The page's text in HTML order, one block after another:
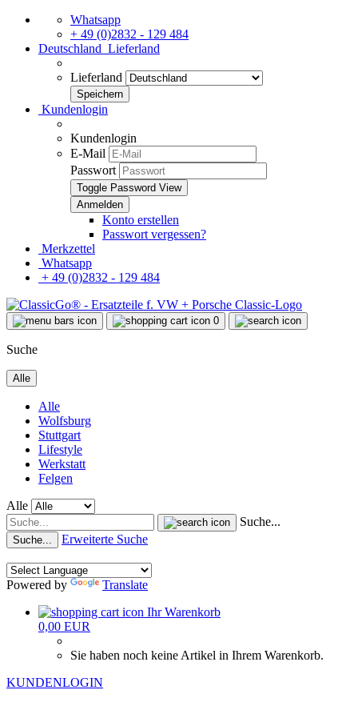
Whatsapp
+ 49 (0)2832 - 129 484
Deutschland Lieferland
Lieferland
Kundenlogin
Kundenlogin
E-Mail
Passwort
Toggle Password View
Konto erstellen
Passwort vergessen?
Merkzettel
Whatsapp
+ 49 (0)2832 - 129 484
0
Suche
Alle
Alle
Wolfsburg
Stuttgart
Lifestyle
Werkstatt
Felgen
Alle
Suche...
Suche... Erweiterte Suche
Powered by
Translate
Ihr Warenkorb
0,00 EUR
Sie haben noch keine Artikel in Ihrem Warenkorb.
KUNDENLOGIN